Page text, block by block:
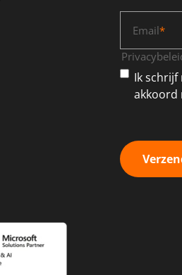
Email*
Ik schrijf
akkoord